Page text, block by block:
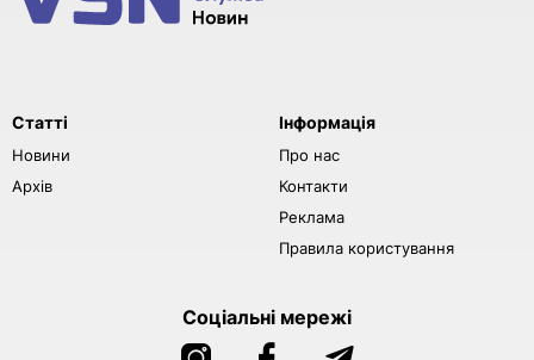
Статті
Новини
Архів
Інформація
Про нас
Контакти
Реклама
Правила користування
Соціальні мережі